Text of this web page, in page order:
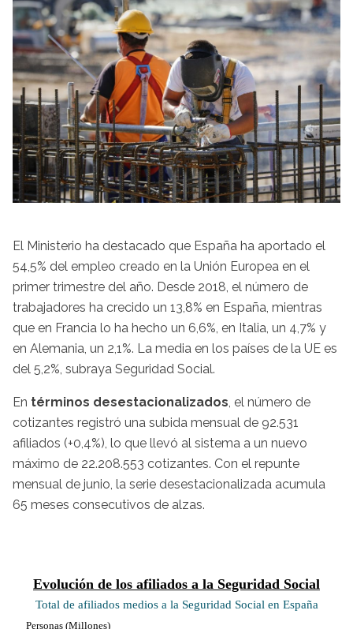
El Ministerio ha destacado que España ha aportado el
54,5% del empleo creado en la Unión Europea en el
primer trimestre del año. Desde 2018, el número de
trabajadores ha crecido un 13,8% en España, mientras
que en Francia lo ha hecho un 6,6%, en Italia, un 4,7% y
en Alemania, un 2,1%. La media en los países de la UE es
del 5,2%, subraya Seguridad Social.
En términos desestacionalizados, el número de
cotizantes registró una subida mensual de 92.531
afiliados (+0,4%), lo que llevó al sistema a un nuevo
máximo de 22.208.553 cotizantes. Con el repunte
mensual de junio, la serie desestacionalizada acumula
65 meses consecutivos de alzas.